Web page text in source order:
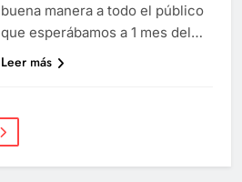
buena manera a todo el público
que esperábamos a 1 mes del…
Leer más